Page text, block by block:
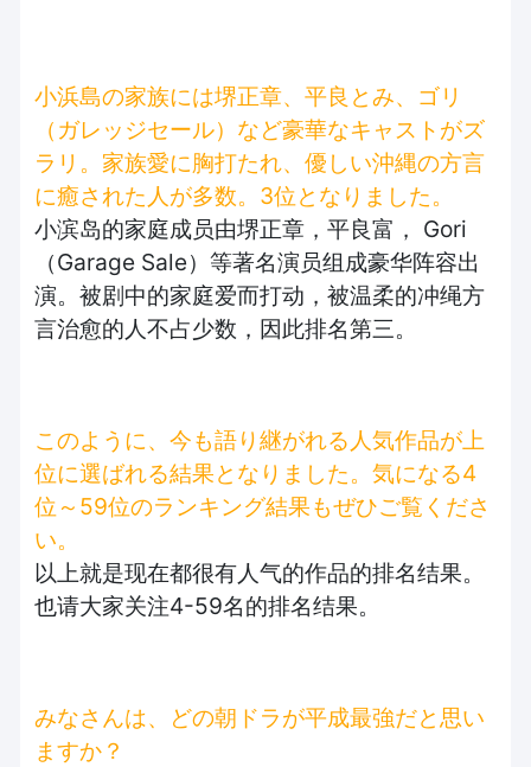
小浜島の家族には堺正章、平良とみ、ゴリ
（ガレッジセール）など豪華なキャストがズ
ラリ。家族愛に胸打たれ、優しい沖縄の方言
に癒された人が多数。3位となりました。
小滨岛的家庭成员由堺正章，平良富， Gori
（Garage Sale）等著名演员组成豪华阵容出
演。被剧中的家庭爱而打动，被温柔的冲绳方
言治愈的人不占少数，因此排名第三。
このように、今も語り継がれる人気作品が上
位に選ばれる結果となりました。気になる4
位～59位のランキング結果もぜひご覧くださ
い。
以上就是现在都很有人气的作品的排名结果。
也请大家关注4-59名的排名结果。
みなさんは、どの朝ドラが平成最強だと思い
ますか？